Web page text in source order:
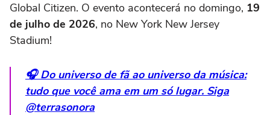
Global Citizen. O evento acontecerá no domingo, 19
de julho de 2026, no New York New Jersey
Stadium!
🎧 Do universo de fã ao universo da música:
tudo que você ama em um só lugar. Siga
@terrasonora